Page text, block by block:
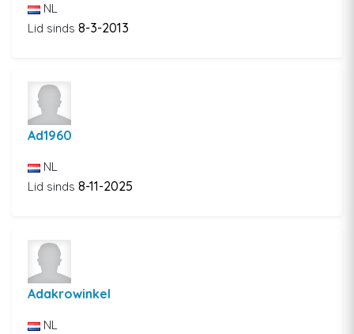
NL
Lid sinds 8-3-2013
Ad1960
NL
Lid sinds 8-11-2025
Adakrowinkel
NL